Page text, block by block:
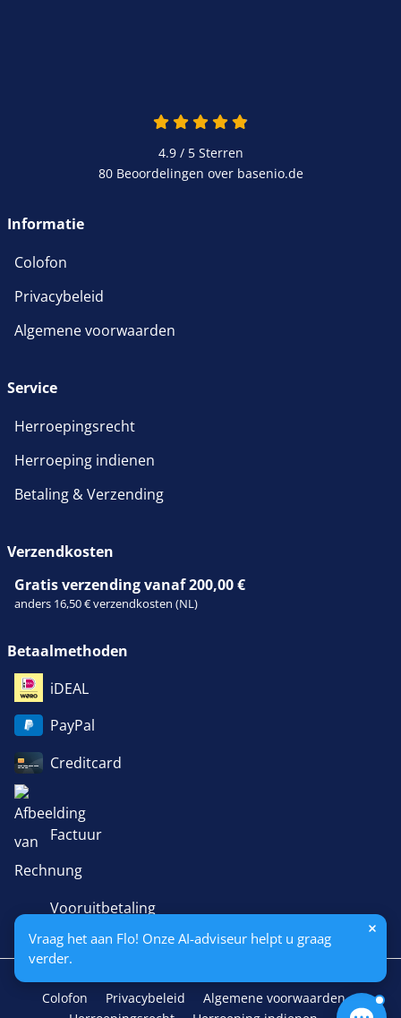
Vraag het aan Flo! Onze AI-adviseur helpt u graag
verder.
4.9 van 5
4.9 / 5Sterren
80 Beoordelingen over basenio.de
Informatie
Colofon
Privacybeleid
Algemene voorwaarden
Service
Herroepingsrecht
Herroeping indienen
Betaling & Verzending
Verzendkosten
Gratis verzending vanaf 200,00 €
anders 16,50 € verzendkosten (NL)
Betaalmethoden
iDEAL
PayPal
Creditcard
Factuur
Vooruitbetaling
Colofon Privacybeleid
Algemene voorwaarden